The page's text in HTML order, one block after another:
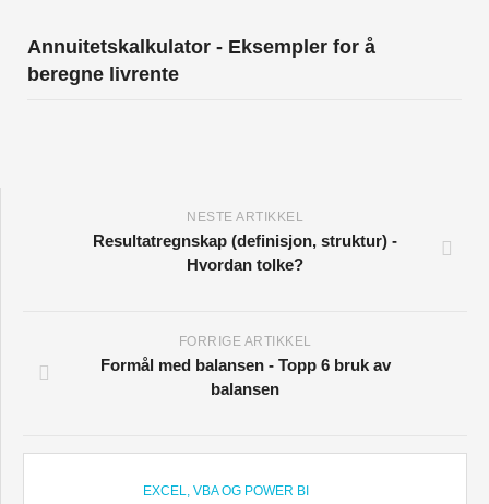
Annuitetskalkulator - Eksempler for å
beregne livrente
NESTE ARTIKKEL
Resultatregnskap (definisjon, struktur) -
Hvordan tolke?
FORRIGE ARTIKKEL
Formål med balansen - Topp 6 bruk av
balansen
EXCEL, VBA OG POWER BI